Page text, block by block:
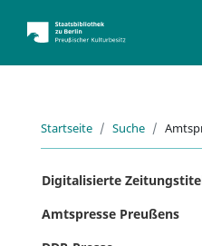
Startseite Suche
Digitalisierte
Amtspresse Preußens